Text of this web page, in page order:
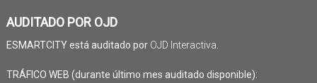
AUDITADO POR OJD
ESMARTCITY está auditado por OJD Interactiva
TRÁFICO WEB (durante último mes auditado disponible):